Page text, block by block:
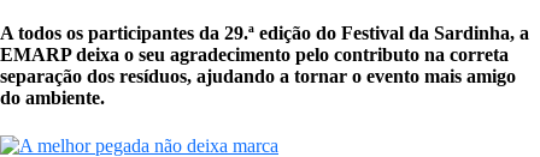
A todos os participantes da 29.ª edição do Festival da Sardinha, a
EMARP deixa o seu agradecimento pelo contributo na correta
separação dos resíduos, ajudando a tornar o evento mais amigo
do ambiente.